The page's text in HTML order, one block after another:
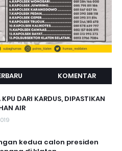
KOMENTAR
DARI KARDUS, DIPASTIKAN
AIR
kedua calon presiden